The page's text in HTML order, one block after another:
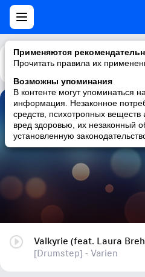
Применяются
Прочитать правила их
Возможны упоминания
В контенте могут упоминаться
информация. Незаконное
средств, психотропных веществ
вред здоровью, их незаконный
установленную
Каталог Рекомендации
[Drumstep] - Varien
[Drumstep] - Varien